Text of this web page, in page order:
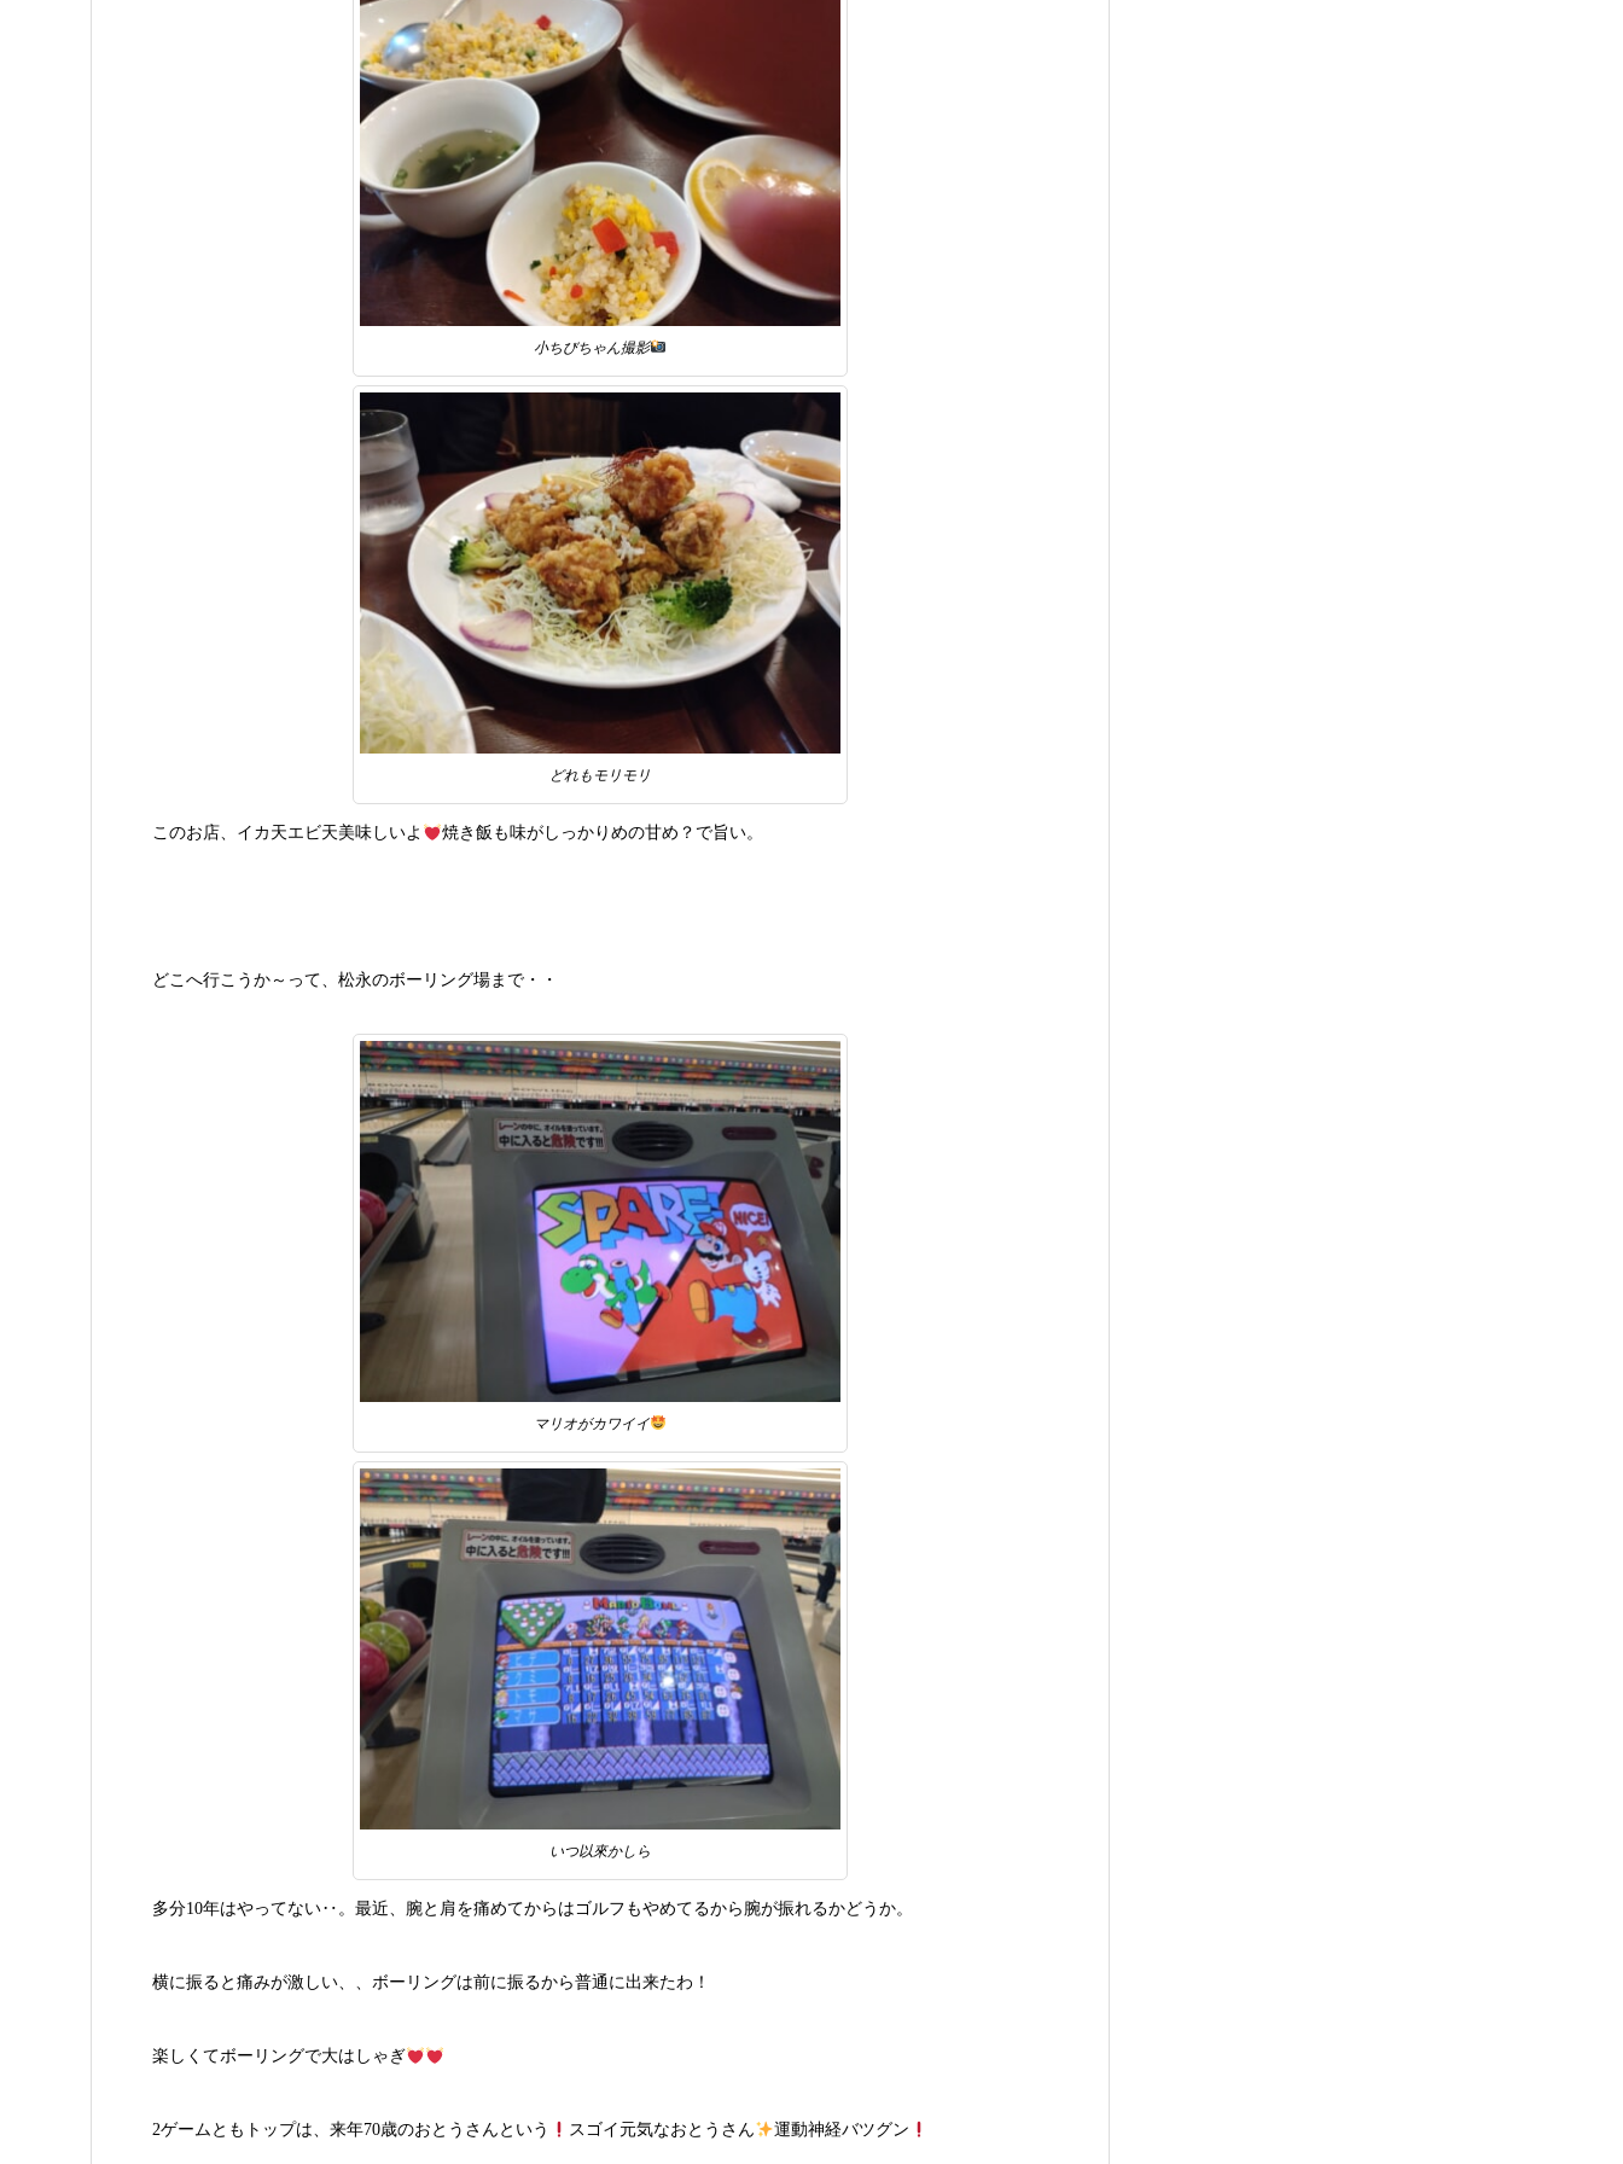
小ちびちゃん撮影
どれもモリモリ
このお店、イカ天エビ天美味しいよ 焼き飯も味がしっかりめの甘め？で旨い。
どこへ行こうか～って、松永のボーリング場まで・・
マリオがカワイイ
いつ以來かしら
多分10年はやってない‥。最近、腕と肩を痛めてからはゴルフもやめてるから腕が振れるかどうか。
横に振ると痛みが激しい、、ボーリングは前に振るから普通に出来たわ！
楽しくてボーリングで大はしゃぎ
2ゲームともトップは、来年70歳のおとうさんという スゴイ元気なおとうさん 運動神経バツグン